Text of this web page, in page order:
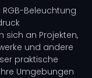
Beleuchtung
sich an Projekten,
und andere
praktische
Umgebungen